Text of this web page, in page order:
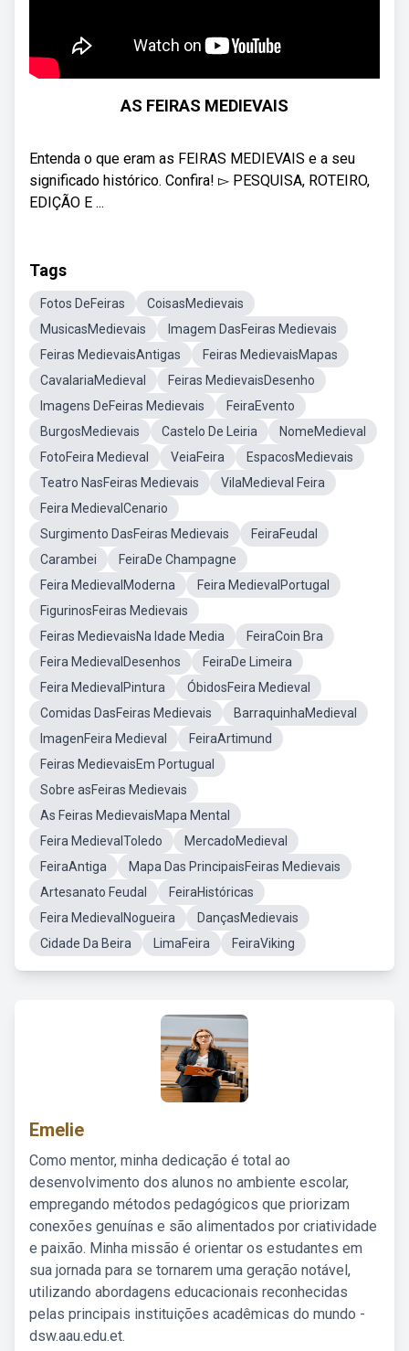
AS FEIRAS MEDIEVAIS
Entenda o que eram as FEIRAS MEDIEVAIS e a seu
significado histórico. Confira! ▻ PESQUISA, ROTEIRO,
EDIÇÃO E ...
Tags
Fotos DeFeiras
CoisasMedievais
MusicasMedievais
Imagem DasFeiras Medievais
Feiras MedievaisAntigas
Feiras MedievaisMapas
CavalariaMedieval
Feiras MedievaisDesenho
Imagens DeFeiras Medievais
FeiraEvento
BurgosMedievais
Castelo De Leiria
NomeMedieval
FotoFeira Medieval
VeiaFeira
EspacosMedievais
Teatro NasFeiras Medievais
VilaMedieval Feira
Feira MedievalCenario
Surgimento DasFeiras Medievais
FeiraFeudal
Carambei
FeiraDe Champagne
Feira MedievalModerna
Feira MedievalPortugal
FigurinosFeiras Medievais
Feiras MedievaisNa Idade Media
FeiraCoin Bra
Feira MedievalDesenhos
FeiraDe Limeira
Feira MedievalPintura
ÓbidosFeira Medieval
Comidas DasFeiras Medievais
BarraquinhaMedieval
ImagenFeira Medieval
FeiraArtimund
Feiras MedievaisEm Portugual
Sobre asFeiras Medievais
As Feiras MedievaisMapa Mental
Feira MedievalToledo
MercadoMedieval
FeiraAntiga
Mapa Das PrincipaisFeiras Medievais
Artesanato Feudal
FeiraHistóricas
Feira MedievalNogueira
DançasMedievais
Cidade Da Beira
LimaFeira FeiraViking
Emelie
Como mentor, minha dedicação é total ao
desenvolvimento dos alunos no ambiente escolar,
empregando métodos pedagógicos que priorizam
conexões genuínas e são alimentados por criatividade
e paixão. Minha missão é orientar os estudantes em
sua jornada para se tornarem uma geração notável,
utilizando abordagens educacionais reconhecidas
pelas principais instituições acadêmicas do mundo -
dsw.aau.edu.et.